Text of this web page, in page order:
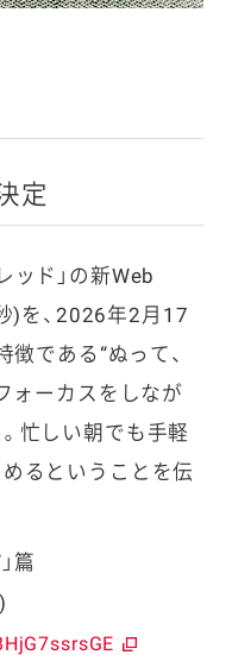
定
ド」の新Web
)を、 2026年2 月 17
徴である“ぬって、
ォーカスをしなが
忙しい朝でも手軽
るということを伝
篇